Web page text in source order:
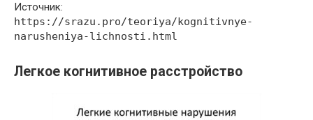
Источник:
https://srazu.pro/teoriya/kognitivnye-
narusheniya-lichnosti.html
Легкое когнитивное расстройство